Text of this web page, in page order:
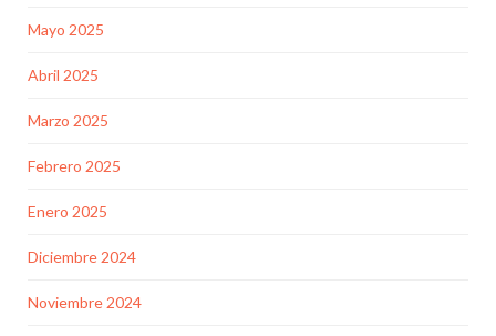
Mayo 2025
Abril 2025
Marzo 2025
Febrero 2025
Enero 2025
Diciembre 2024
Noviembre 2024